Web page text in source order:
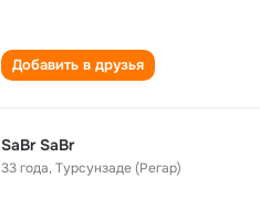
Добавить в друзья
SaBr SaBr
33 года,Турсунзаде (Регар)